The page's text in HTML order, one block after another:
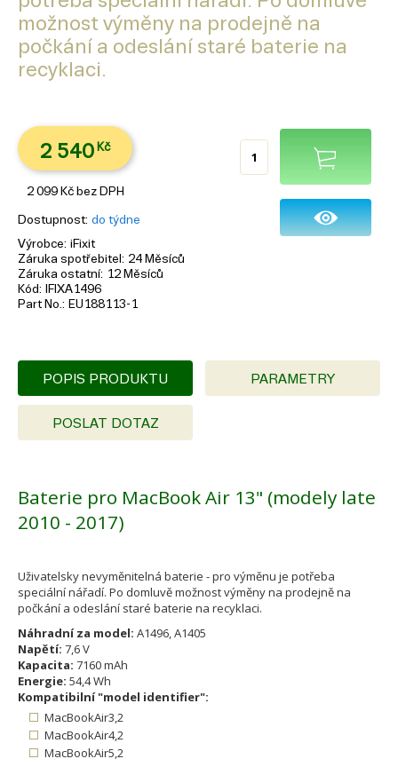
možnost výměny na prodejně na
počkání a odeslání staré baterie na
recyklaci.
2 540 Kč
2 099 Kč bez DPH
Dostupnost do týdne
Výrobce iFixit
Záruka spotřebitel
24 Měsíců
Záruka ostatní 12 Měsíců
Kód
IFIXA1496
Part No.
EU188113-1
POPIS PRODUKTU PARAMETRY
POSLAT DOTAZ
Baterie pro MacBook Air 13" (modely late
2010 - 2017)
Uživatelsky nevyměnitelná baterie - pro výměnu je potřeba
speciální nářadí. Po domluvě možnost výměny na prodejně na
počkání a odeslání staré baterie na recyklaci.
Náhradní za model: A1496, A1405
Napětí: 7,6 V
Kapacita: 7160 mAh
Energie: 54,4 Wh
Kompatibilní "model identifier":
MacBookAir3,2
MacBookAir4,2
MacBookAir5,2